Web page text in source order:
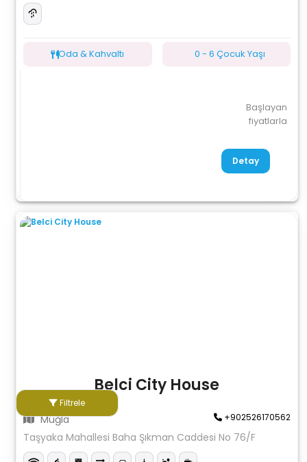
Filtrele
Oda & Kahvaltı 0 - 6 Çocuk Yaşı
Başlayan
fiyatlarla
Detay
Belci City House
Muğla +902526170562
Taşyaka Mahallesi Baha Şıkman Caddesi No 76/F